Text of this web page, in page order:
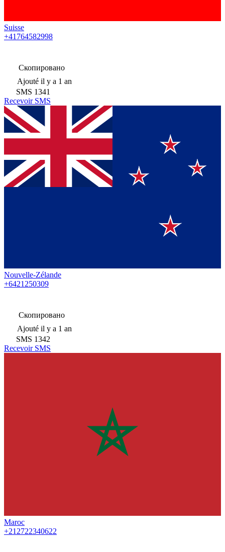
Suisse
+41764582998
Скопировано
Ajouté il y a 1 an
SMS 1341
Recevoir SMS
Nouvelle-Zélande
+6421250309
Скопировано
Ajouté il y a 1 an
SMS 1342
Recevoir SMS
Maroc
+212722340622